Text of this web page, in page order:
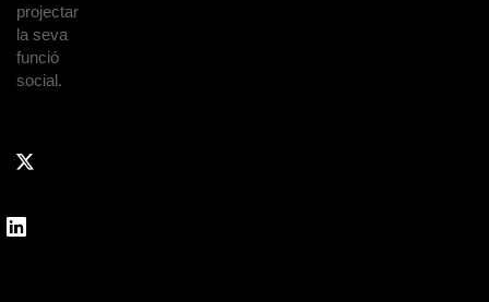
projectar
la seva
funció
social.